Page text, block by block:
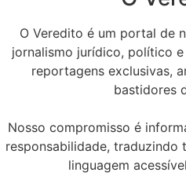
O Veredito é um portal de
jornalismo jurídico, político
reportagens exclusivas,
bastidores
Nosso compromisso é
responsabilidade, traduzindo
linguagem